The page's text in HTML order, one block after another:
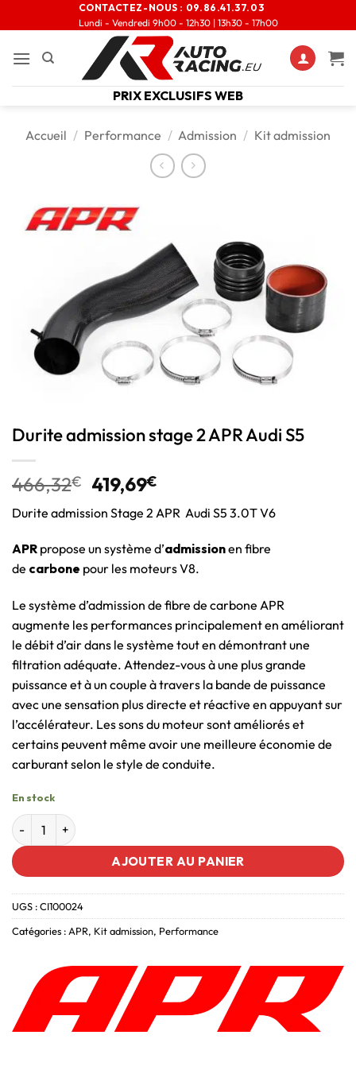
CONTACTEZ-NOUS : 09.86.41.37.03
Lundi - Vendredi 9h00 - 12h30 | 13h30 - 17h00
PRIX EXCLUSIFS WEB
Accueil / Performance / Admission / Kit admission
Durite admission stage 2 APR Audi S5
466,32€ 419,69€
Durite admission Stage 2 APR Audi S5 3.0T V6
APR propose un système d’admissionen fibre
de carbone pour les moteurs V8.
Le système d’admission de fibre de carbone APR
augmente les performances principalement en améliorant
le débit d’air dans le système tout en démontrant une
filtration adéquate. Attendez-vous à une plus grande
puissance et à un couple à travers la bande de puissance
avec une sensation plus directe et réactive en appuyant sur
l’accélérateur. Les sons du moteur sont améliorés et
certains peuvent même avoir une meilleure économie de
carburant selon le style de conduite.
En stock
AJOUTER AU PANIER
UGS :CI100024
Catégories : APR, Kit admission, Performance